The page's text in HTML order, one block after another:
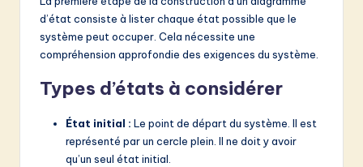
d’état consiste à lister chaque état possible que le
système peut occuper. Cela nécessite une
compréhension approfondie des exigences du système.
Types d’états à considérer
État initial : Le point de départ du système. Il est
représenté par un cercle plein. Il ne doit y avoir
qu’un seul état initial.